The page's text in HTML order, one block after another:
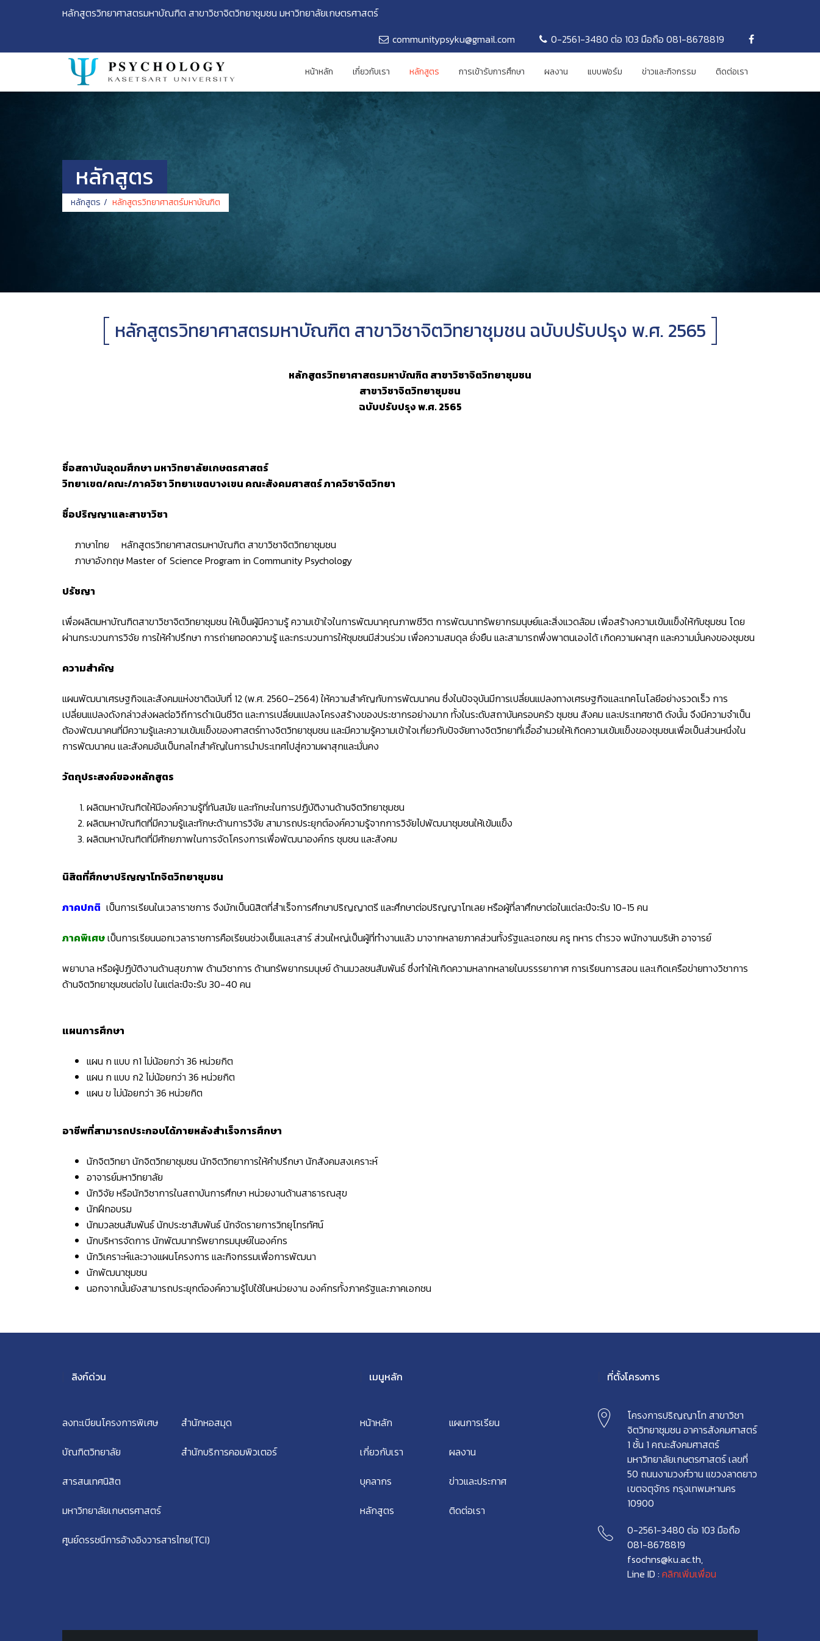
หลักสูตรวิทยาศาสตรมหาบัณฑิต สาขาวิชาจิตวิทยาชุมชน มหาวิทยาลัยเกษตรศาสตร์
communitypsyku@gmail.com
0-2561-3480 ต่อ 103 มือถือ 081-8678819
หน้าหลัก เกี่ยวกับเรา หลักสูตร การเข้ารับการศึกษา ผลงาน แบบฟอร์ม ข่าวและกิจกรรม ติดต่อเรา
หลักสูตร
หลักสูตร หลักสูตรวิทยาศาสตร์มหาบัณฑิต
หลักสูตรวิทยาศาสตรมหาบัณฑิต สาขาวิชาจิตวิทยาชุมชน ฉบับปรับปรุง พ.ศ. 2565
หลักสูตรวิทยาศาสตรมหาบัณฑิต สาขาวิชาจิตวิทยาชุมชน
สาขาวิชาจิตวิทยาชุมชน
ฉบับปรับปรุง พ.ศ. 2565
ชื่อสถาบันอุดมศึกษา มหาวิทยาลัยเกษตรศาสตร์
วิทยาเขต/คณะ/ภาควิชา วิทยาเขตบางเขน คณะสังคมศาสตร์ ภาควิชาจิตวิทยา
ชื่อปริญญาและสาขาวิชา
ภาษาไทย หลักสูตรวิทยาศาสตรมหาบัณฑิต สาขาวิชาจิตวิทยาชุมชน
ภาษาอังกฤษ Master of Science Program in Community Psychology
ปรัชญา
เพื่อผลิตมหาบัณฑิตสาขาวิชาจิตวิทยาชุมชน ให้เป็นผู้มีความรู้ ความเข้าใจในการพัฒนาคุณภาพชีวิต การพัฒนาทรัพยากรมนุษย์และสิ่งแวดล้อม เพื่อสร้างความเข้มแข็งให้กับชุมชน โดย
ผ่านกระบวนการวิจัย การให้คำปรึกษา การถ่ายทอดความรู้ และกระบวนการให้ชุมชนมีส่วนร่วม เพื่อความสมดุล ยั่งยืน และสามารถพึ่งพาตนเองได้ เกิดความผาสุก และความมั่นคงของชุมชน
ความสำคัญ
แผนพัฒนาเศรษฐกิจและสังคมแห่งชาติฉบับที่ 12 (พ.ศ. 2560–2564) ให้ความสำคัญกับการพัฒนาคน ซึ่งในปัจจุบันมีการเปลี่ยนแปลงทางเศรษฐกิจและเทคโนโลยีอย่างรวดเร็ว การ
เปลี่ยนแปลงดังกล่าวส่งผลต่อวิถีการดำเนินชีวิต และการเปลี่ยนแปลงโครงสร้างของประชากรอย่างมาก ทั้งในระดับสถาบันครอบครัว ชุมชน สังคม และประเทศชาติ ดังนั้น จึงมีความจำเป็น
ต้องพัฒนาคนที่มีความรู้และความเข้มแข็งของศาสตร์ทางจิตวิทยาชุมชน และมีความรู้ความเข้าใจเกี่ยวกับปัจจัยทางจิตวิทยาที่เอื้ออำนวยให้เกิดความเข้มแข็งของชุมชนเพื่อเป็นส่วนหนึ่งใน
การพัฒนาคน และสังคมอันเป็นกลไกสำคัญในการนำประเทศไปสู่ความผาสุกและมั่นคง
วัตถุประสงค์ของหลักสูตร
ผลิตมหาบัณฑิตให้มีองค์ความรู้ที่ทันสมัย และทักษะในการปฏิบัติงานด้านจิตวิทยาชุมชน
ผลิตมหาบัณฑิตที่มีความรู้และทักษะด้านการวิจัย สามารถประยุกต์องค์ความรู้จากการวิจัยไปพัฒนาชุมชนให้เข้มแข็ง
ผลิตมหาบัณฑิตที่มีศักยภาพในการจัดโครงการเพื่อพัฒนาองค์กร ชุมชน และสังคม
นิสิตที่ศึกษาปริญญาโทจิตวิทยาชุมชน
ภาคปกติ เป็นการเรียนในเวลาราชการ จึงมักเป็นนิสิตที่สำเร็จการศึกษาปริญญาตรี และศึกษาต่อปริญญาโทเลย หรือผู้ที่ลาศึกษาต่อในแต่ละปีจะรับ 10-15 คน
ภาคพิเศษเป็นการเรียนนอกเวลาราชการคือเรียนช่วงเย็นและเสาร์ ส่วนใหญ่เป็นผู้ที่ทำงานแล้ว มาจากหลายภาคส่วนทั้งรัฐและเอกชน ครู ทหาร ตำรวจ พนักงานบริษัท อาจารย์
พยาบาล หรือผู้ปฏิบ้ติงานด้านสุขภาพ ด้านวิชาการ ด้านทรัพยากรมนุษย์ ด้านมวลชนสัมพันธ์ ซึ่งทำให้เกิดความหลากหลายในบรรรยากาศ การเรียนการสอน และเกิดเครือข่ายทางวิชาการ
ด้านจิตวิทยาชุมชนต่อไป ในแต่ละปีจะรับ 30-40 คน
แผนการศึกษา
แผน ก แบบ ก1 ไม่น้อยกว่า 36 หน่วยกิต
แผน ก แบบ ก2 ไม่น้อยกว่า 36 หน่วยกิต
แผน ข ไม่น้อยกว่า 36 หน่วยกิต
อาชีพที่สามารถประกอบได้ภายหลังสำเร็จการศึกษา
นักจิตวิทยา นักจิตวิทยาชุมชน นักจิตวิทยาการให้คำปรึกษา นักสังคมสงเคราะห์
อาจารย์มหาวิทยาลัย
นักวิจัย หรือนักวิชาการในสถาบันการศึกษา หน่วยงานด้านสาธารณสุข
นักฝึกอบรม
นักมวลชนสัมพันธ์ นักประชาสัมพันธ์ นักจัดรายการวิทยุโทรทัศน์
นักบริหารจัดการ นักพัฒนาทรัพยากรมนุษย์ในองค์กร
นักวิเคราะห์และวางแผนโครงการ และกิจกรรมเพื่อการพัฒนา
นักพัฒนาชุมชน
นอกจากนั้นยังสามารถประยุกต์องค์ความรู้ไปใช้ในหน่วยงาน องค์กรทั้งภาครัฐและภาคเอกชน
ลิงก์ด่วน
ลงทะเบียนโครงการพิเศษ
บัณฑิตวิทยาลัย
สารสนเทศนิสิต
สำนักหอสมุด
สำนักบริการคอมพิวเตอร์
มหาวิทยาลัยเกษตรศาสตร์
ศูนย์ดรรชนีการอ้างอิงวารสารไทย(TCI)
เมนูหลัก
หน้าหลัก
เกี่ยวกับเรา
บุคลากร
หลักสูตร
แผนการเรียน
ผลงาน
ข่าวและประกาศ
ติดต่อเรา
ที่ตั้งโครงการ
โครงการปริญญาโท สาขาวิชา
จิตวิทยาชุมชน อาคารสังคมศาสตร์
1 ชั้น 1 คณะสังคมศาสตร์
มหาวิทยาลัยเกษตรศาสตร์ เลขที่
50 ถนนงามวงศ์วาน แขวงลาดยาว
เขตจตุจักร กรุงเทพมหานคร
10900
0-2561-3480 ต่อ 103 มือถือ
081-8678819
fsochns@ku.ac.th,
Line ID : คลิกเพิ่มเพื่อน